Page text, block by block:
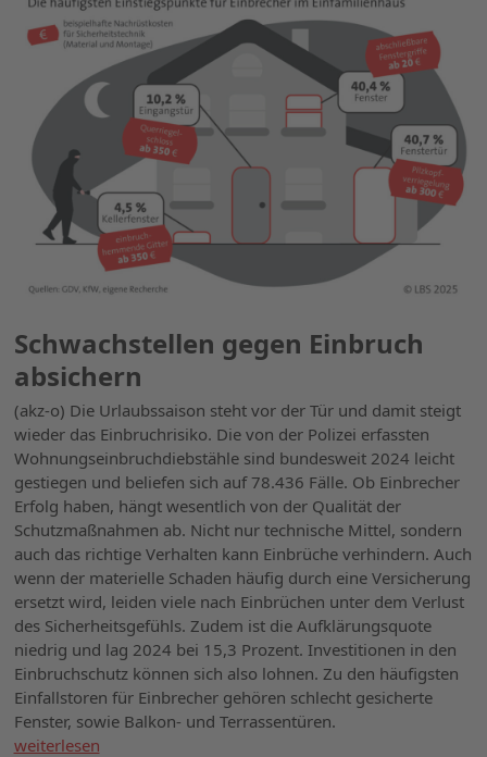
Schwachstellen gegen Einbruch
absichern
(akz-o) Die Urlaubssaison steht vor der Tür und damit steigt
wieder das Einbruchrisiko. Die von der Polizei erfassten
Wohnungseinbruchdiebstähle sind bundesweit 2024 leicht
gestiegen und beliefen sich auf 78.436 Fälle. Ob Einbrecher
Erfolg haben, hängt wesentlich von der Qualität der
Schutzmaßnahmen ab. Nicht nur technische Mittel, sondern
auch das richtige Verhalten kann Einbrüche verhindern. Auch
wenn der materielle Schaden häufig durch eine Versicherung
ersetzt wird, leiden viele nach Einbrüchen unter dem Verlust
des Sicherheitsgefühls. Zudem ist die Aufklärungsquote
niedrig und lag 2024 bei 15,3 Prozent. Investitionen in den
Einbruchschutz können sich also lohnen. Zu den häufigsten
Einfallstoren für Einbrecher gehören schlecht gesicherte
Fenster, sowie Balkon- und Terrassentüren.
weiterlesen